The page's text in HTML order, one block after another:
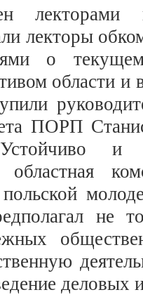
лекторы
о
области и
ПОРП
и
областная
не
деловых